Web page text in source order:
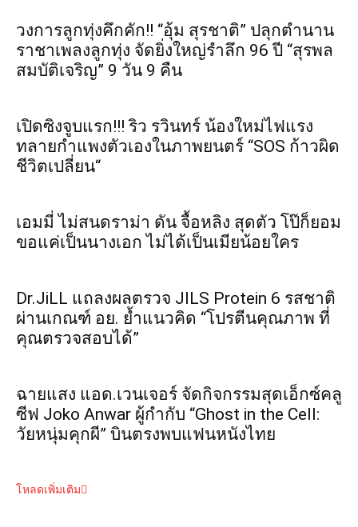
วงการลูกทุ่งคึกคัก!! “อุ้ม สุรชาติ” ปลุกตำนาน
ราชาเพลงลูกทุ่ง จัดยิ่งใหญ่รำลึก 96 ปี “สุรพล
สมบัติเจริญ” 9 วัน 9 คืน
เปิดซิงจูบแรก!!! ริว รวินทร์ น้องใหม่ไฟแรง
ทลายกำแพงตัวเองในภาพยนตร์ “SOS ก้าวผิด
ชีวิตเปลี่ยน“
เอมมี่ ไม่สนดราม่า ดัน จื้อหลิง สุดตัว โป๊ก็ยอม
ขอแค่เป็นนางเอก ไม่ได้เป็นเมียน้อยใคร
Dr.JiLL แถลงผลตรวจ JILS Protein 6 รสชาติ
ผ่านเกณฑ์ อย. ย้ำแนวคิด “โปรตีนคุณภาพ ที่
คุณตรวจสอบได้”
ฉายแสง แอด.เวนเจอร์ จัดกิจกรรมสุดเอ็กซ์คลู
ซีฟ Joko Anwar ผู้กำกับ “Ghost in the Cell:
วัยหนุ่มคุกผี” บินตรงพบแฟนหนังไทย
โหลดเพิ่มเติม